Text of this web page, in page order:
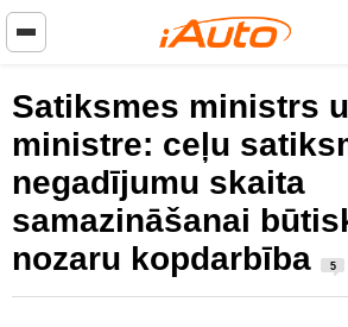
Satiksmes ministrs
ministre: ceļu
negadījumu skaita
samazināšanai
nozaru kopdarbība
5